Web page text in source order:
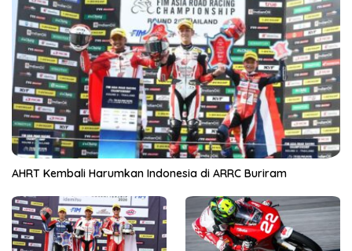
AHRT Kembali Harumkan Indonesia di ARRC Buriram